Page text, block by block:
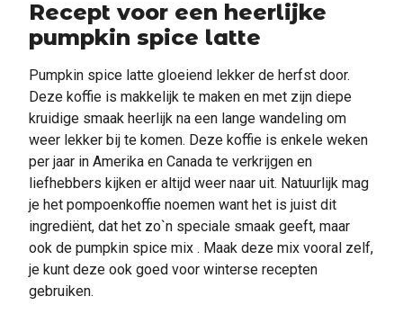
Recept voor een heerlijke
pumpkin spice latte
Pumpkin spice latte gloeiend lekker de herfst door.
Deze koffie is makkelijk te maken en met zijn diepe
kruidige smaak heerlijk na een lange wandeling om
weer lekker bij te komen. Deze koffie is enkele weken
per jaar in Amerika en Canada te verkrijgen en
liefhebbers kijken er altijd weer naar uit. Natuurlijk mag
je het pompoenkoffie noemen want het is juist dit
ingrediënt, dat het zo`n speciale smaak geeft, maar
ook de pumpkin spice mix . Maak deze mix vooral zelf,
je kunt deze ook goed voor winterse recepten
gebruiken.